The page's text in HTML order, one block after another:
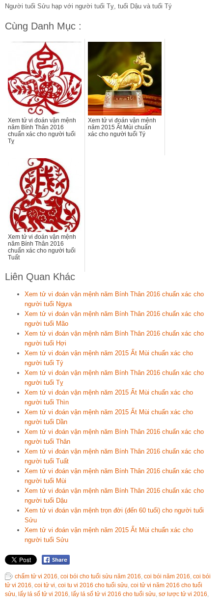
Người tuổi Sửu hạp với người tuổi Tỵ, tuổi Dậu và tuổi Tý
Cùng Danh Mục :
Xem tử vi đoán vận mệnh
năm Bính Thân 2016
chuẩn xác cho người tuổi
Tỵ
Xem tử vi đoán vận mệnh
năm 2015 Ất Mùi chuẩn
xác cho người tuổi Tý
Xem tử vi đoán vận mệnh
năm Bính Thân 2016
chuẩn xác cho người tuổi
Tuất
Liên Quan Khác
Xem tử vi đoán vận mệnh năm Bính Thân 2016 chuẩn xác cho
người tuổi Ngựa
Xem tử vi đoán vận mệnh năm Bính Thân 2016 chuẩn xác cho
người tuổi Mão
Xem tử vi đoán vận mệnh năm Bính Thân 2016 chuẩn xác cho
người tuổi Hợi
Xem tử vi đoán vận mệnh năm 2015 Ất Mùi chuẩn xác cho
người tuổi Tý
Xem tử vi đoán vận mệnh năm Bính Thân 2016 chuẩn xác cho
người tuổi Tỵ
Xem tử vi đoán vận mệnh năm 2015 Ất Mùi chuẩn xác cho
người tuổi Thìn
Xem tử vi đoán vận mệnh năm 2015 Ất Mùi chuẩn xác cho
người tuổi Dần
Xem tử vi đoán vận mệnh năm Bính Thân 2016 chuẩn xác cho
người tuổi Thân
Xem tử vi đoán vận mệnh năm Bính Thân 2016 chuẩn xác cho
người tuổi Tuất
Xem tử vi đoán vận mệnh năm Bính Thân 2016 chuẩn xác cho
người tuổi Mùi
Xem tử vi đoán vận mệnh năm Bính Thân 2016 chuẩn xác cho
người tuổi Dậu
Xem tử vi đoán vận mệnh trọn đời (đến 60 tuổi) cho người tuổi
Sửu
Xem tử vi đoán vận mệnh năm 2015 Ất Mùi chuẩn xác cho
người tuổi Sửu
chấm tử vi 2016, coi bói cho tuổi sửu năm 2016, coi bói năm 2016, coi bói
tử vi 2016, coi tử vi, coi tu vi 2016 cho tuổi sửu, coi tử vi năm 2016 cho tuổi
sửu, lấy lá số tử vi 2016, lấy lá số tử vi 2016 cho tuổi sửu, sơ lược tử vi 2016,